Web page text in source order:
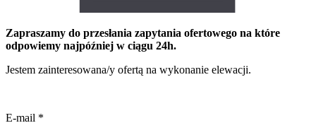
Zapraszamy do przesłania zapytania ofertowego na które
odpowiemy najpóźniej w ciągu 24h.
Jestem zainteresowana/y ofertą na wykonanie elewacji.
E-mail *